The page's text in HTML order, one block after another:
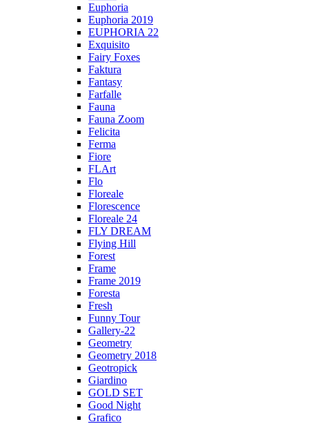
Euphoria
Euphoria 2019
EUPHORIA 22
Exquisito
Fairy Foxes
Faktura
Fantasy
Farfalle
Fauna
Fauna Zoom
Felicita
Ferma
Fiore
FLArt
Flo
Floreale
Florescence
Floreale 24
FLY DREAM
Flying Hill
Forest
Frame
Frame 2019
Foresta
Fresh
Funny Tour
Gallery-22
Geometry
Geometry 2018
Geotropick
Giardino
GOLD SET
Good Night
Grafico